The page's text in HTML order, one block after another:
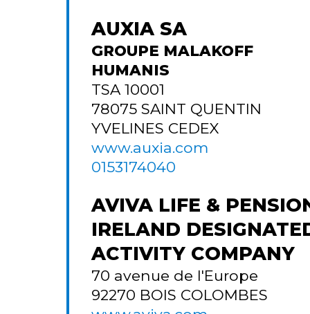
AUXIA SA
GROUPE MALAKOFF
HUMANIS
TSA 10001
78075 SAINT QUENTIN
YVELINES CEDEX
www.auxia.com
0153174040
AVIVA LIFE &
IRELAND
ACTIVITY COMPANY
70 avenue de l'Europe
92270 BOIS COLOMBES